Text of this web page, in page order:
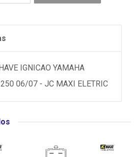
IGNICAO YAMAHA
06/07 - JC MAXI ELETRIC